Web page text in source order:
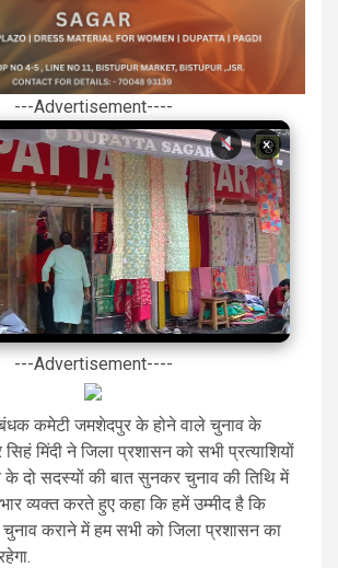
---Advertisement----
×
---Advertisement----
कमेटी जमशेदपुर के होने वाले चुनाव के
सिहं मिंदी ने जिला प्रशासन को सभी प्रत्याशियों
दो सदस्यों की बात सुनकर चुनाव की तिथि में
व्यक्त करते हुए कहा कि हमें उम्मीद है कि
कराने में हम सभी को जिला प्रशासन का